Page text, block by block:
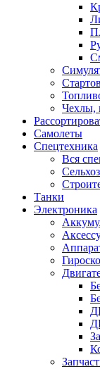
Чехлы,
Самолеты
Спецтехника
Вся
Танки
Электроника